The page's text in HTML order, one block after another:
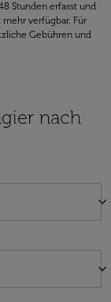
Stunden erfasst und
verfügbar. Für
Gebühren und
nach
keyboard_arrow_down
keyboard_arrow_down